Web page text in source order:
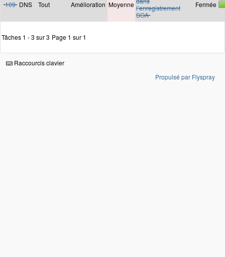
109 DNS Tout Amélioration Moyenne l’enregistrement
SOA
Fermée
Tâches 1 - 3 sur 3 Page 1 sur 1
Raccourcis clavier
Propulsé par Flyspray